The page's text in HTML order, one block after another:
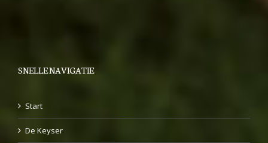
SNELLE NAVIGATIE
Start
De Keyser